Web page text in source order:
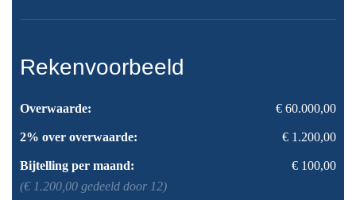
Rekenvoorbeeld
Overwaarde: € 60.000,00
2% over overwaarde: € 1.200,00
Bijtelling per maand:
(€ 1.200,00 gedeeld door 12)
€ 100,00